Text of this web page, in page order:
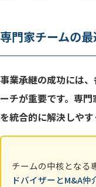
専門家チームの
事業承継の成功には
ーチが重要です。専
を統合的に解決しやす
チームの中核となる
ドバイザーとM&A